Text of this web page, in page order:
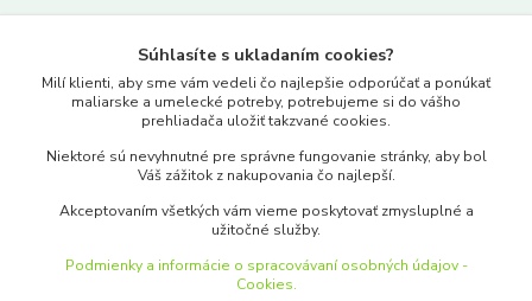
www.merkantil.sk
Pondelok-Piatok: 9.00-17.00hod.
objednavky@merkantil-obchod.sk
Súhlasíte s ukladaním cookies?
Milí klienti, aby sme vám vedeli čo najlepšie odporúčať a ponúkať
maliarske a umelecké potreby, potrebujeme si do vášho
prehliadača uložiť takzvané cookies.
Niektoré sú nevyhnutné pre správne fungovanie stránky, aby bol
Váš zážitok z nakupovania čo najlepší.
Akceptovaním všetkých vám vieme poskytovať zmysluplné a
užitočné služby.
Podmienky a informácie o spracovávaní osobných údajov -
Cookies.